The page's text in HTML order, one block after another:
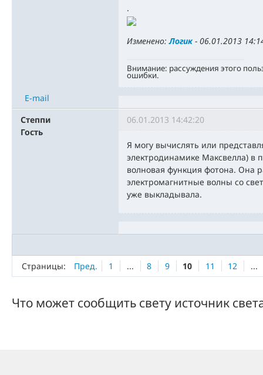
.
Изменено:Логик- 06.01.2013
Внимание: рассуждения этого
ошибки.
E-mail
Степпи
Гость
06.01.2013 14:42:20
Я могу вычислять или
электродинамике Максвелла) в
волновая функция фотона. Она
электромагнитные волны со
уже выкладывала.
Страницы: Пред. 1 ... 8 9 10 11 12 ...
Что может сообщить свету источник